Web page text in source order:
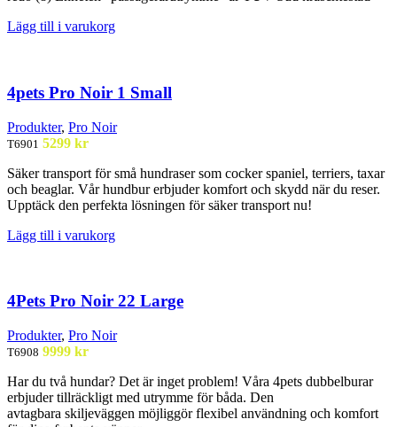
Lägg till i varukorg
4pets Pro Noir 1 Small
Produkter, Pro Noir
T6901 5299 kr
Säker transport för små hundraser som cockerspaniel, terriers, taxar
och beaglar. Vårhundburerbjuder komfort och skydd när du reser.
Upptäck den perfekta lösningen för säkertransport nu!
Lägg till i varukorg
4Pets Pro Noir 22 Large
Produkter, Pro Noir
T6908 9999 kr
Har du två hundar? Det äringet problem! Våra 4pets dubbelburar
erbjudertillräckligt med utrymme förbåda. Den
avtagbara skiljeväggen möjliggör flexibel användning och komfort